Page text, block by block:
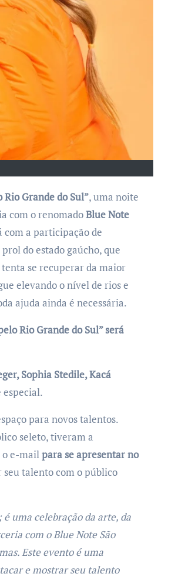
Rio Grande do Sul”, uma noite
com o renomadoBlue Note
com a participação de
do estado gaúcho, que
se recuperar da maior
elevando o nível de rios e
ajuda ainda é necessária.
Rio Grande do Sul” será
Sophia Stedile, Kacá
para novos talentos.
seleto, tiveram a
o e-mailpara se apresentar no
talento com o público
é uma celebração da arte, da
com o Blue Note São
Este evento é uma
e mostrar seu talento